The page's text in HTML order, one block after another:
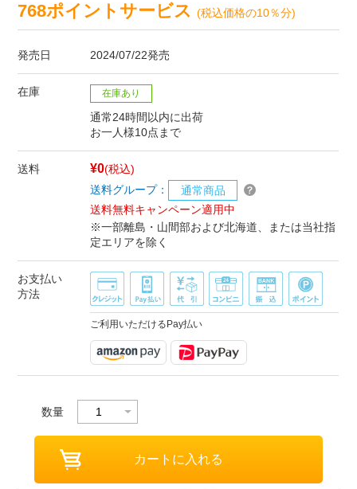
768ポイントサービス(税込価格の10％分)
発売日 2024/07/22発売
在庫 在庫あり
通常24時間以内に出荷
お一人様10点まで
送料 ¥0(税込)
送料グループ：
通常商品
送料無料キャンペーン適用中
※一部離島・山間部および北海道、または当社指
定エリアを除く
お支払い
方法
ご利用いただけるPay払い
数量